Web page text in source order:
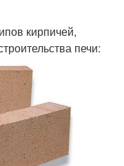
кирпичей,
печи: